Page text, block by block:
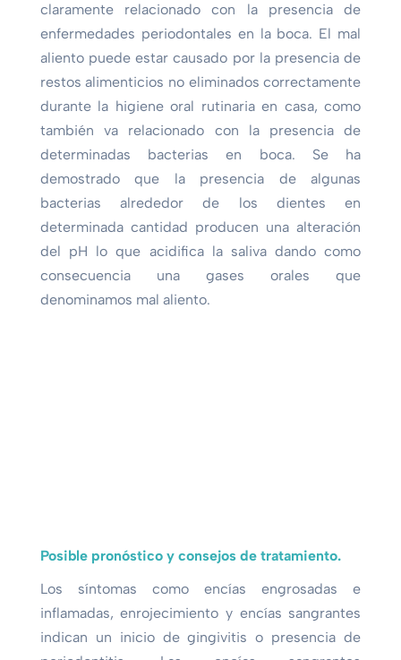
claramente relacionado con la presencia de
enfermedades periodontales en la boca. El mal
aliento puede estar causado por la presencia de
restos alimenticios no eliminados correctamente
durante la higiene oral rutinaria en casa, como
también va relacionado con la presencia de
determinadas bacterias en boca. Se ha
demostrado que la presencia de algunas
bacterias alrededor de los dientes en
determinada cantidad producen una alteración
del pH lo que acidifica la saliva dando como
consecuencia una gases orales que
denominamos mal aliento.
Posible pronóstico y consejos de tratamiento.
Los síntomas como encías engrosadas e
inflamadas, enrojecimiento y encías sangrantes
indican un inicio de gingivitis o presencia de